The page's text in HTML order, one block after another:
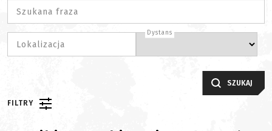
Szukana fraza
Lokalizacja
Dystans
SZUKAJ
FILTRY